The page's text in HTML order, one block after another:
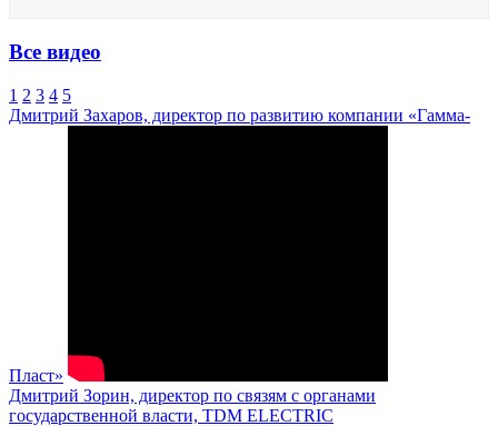
Все видео
1 2 3 4 5
Дмитрий Захаров, директор по развитию компании «Гамма-
Пласт»
Дмитрий Зорин, директор по связям с органами
государственной власти, TDM ELECTRIC